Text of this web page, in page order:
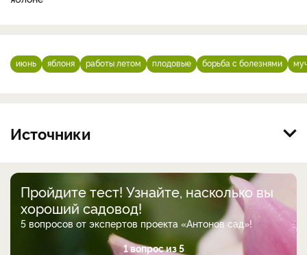
июнь яблоня работы летом плодовые борьба с болезнями
Источники
Пройдите тест! Узнайте, насколько вы
хороший садовод!
5 вопросов от экспертов проекта «Антонов сад»!
1 вопрос из 5